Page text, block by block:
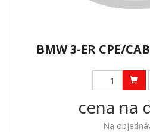
BMW 3-ER CPE/
cena na
Na